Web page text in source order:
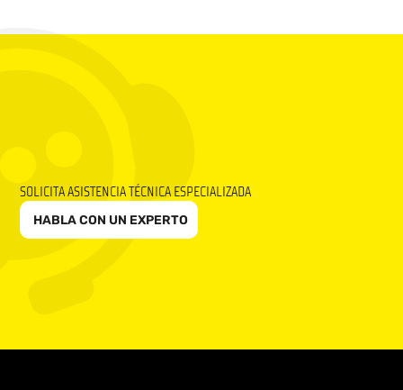
SOLICITA ASISTENCIA TÉCNICA ESPECIALIZADA
HABLA CON UN EXPERTO